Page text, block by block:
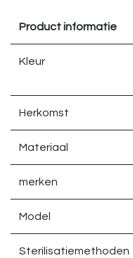
Product informatie
Kleur
Herkomst
Materiaal
merken
Model
Sterilisatiemethoden